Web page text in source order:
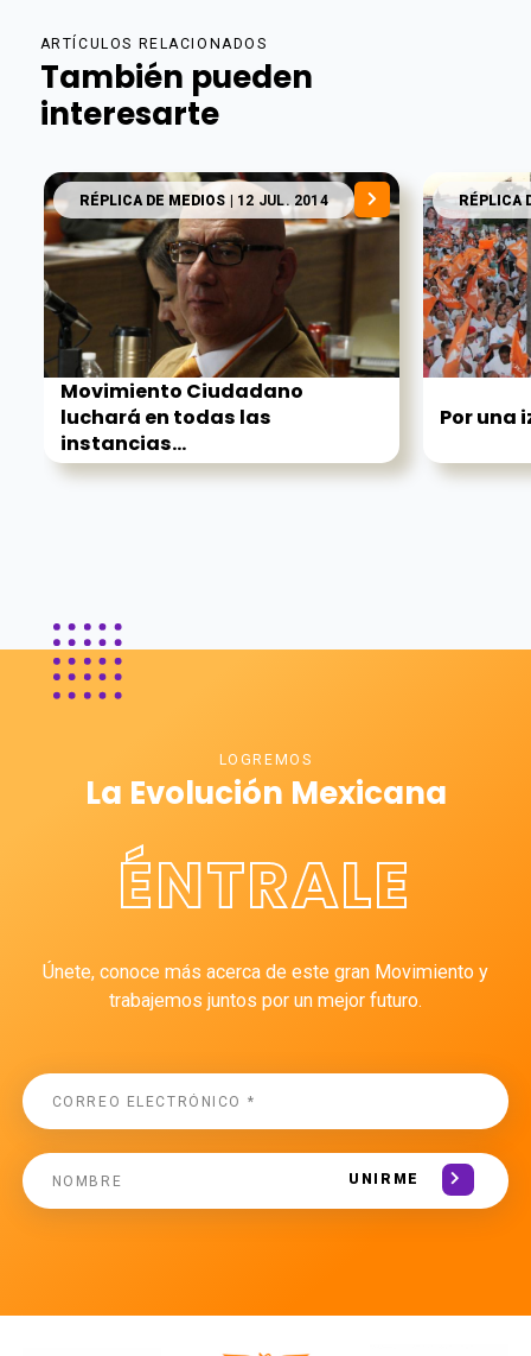
ARTÍCULOS RELACIONADOS
También pueden
interesarte
RÉPLICA DE MEDIOS | 12 JUL. 2014
Movimiento Ciudadano
luchará en todas las
instancias...
RÉPLICA
Por una
LOGREMOS
La Evolución Mexicana
ÉNTRALE
Únete, conoce más acerca de este gran Movimiento y
trabajemos juntos por un mejor futuro.
UNIRME